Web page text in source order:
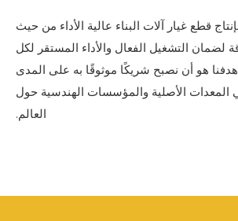
قطع غيار آلات البناء عالية الأداء من حيث
لضمان التشغيل الفعال والأداء المستقر لكل
هو أن نصبح شريكًا موثوقًا به على المدى
المعدات الأصلية والمؤسسات الهندسية حول
العالم.